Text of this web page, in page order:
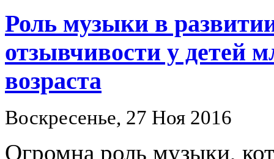
Роль музыки в
отзывчивости у детей
возраста
Воскресенье, 27 Ноя 2016
Огромна роль музыки,